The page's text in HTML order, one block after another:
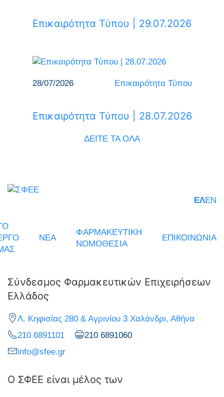
Επικαιρότητα Τύπου | 29.07.2026
28/07/2026 Επικαιρότητα Τύπου
Επικαιρότητα Τύπου | 28.07.2026
ΔΕΙΤΕ ΤΑ ΟΛΑ
ΕΛEN
ΝΕΑ
ΦΑΡΜΑΚΕΥΤΙΚΗ
ΝΟΜΟΘΕΣΙΑ
ΕΠΙΚΟΙΝΩΝΙΑ
Σύνδεσμος Φαρμακευτικών Επιχειρήσεων
Ελλάδος
Λ. Κηφισίας 280 & Αγρινίου 3 Χαλάνδρι, Αθήνα
210 6891101
210 6891060
info@sfee.gr
Ο ΣΦΕΕ είναι μέλος των